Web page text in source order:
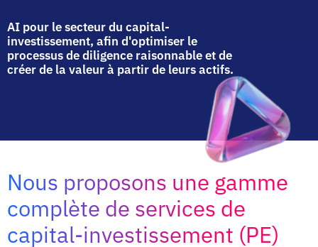
AI pour le secteur du capital-
investissement, afin d'optimiser le
processus de diligence raisonnable et de
créer de la valeur à partir de leurs actifs.
Nous proposons une gamme
complète de services de
capital-investissement (PE)